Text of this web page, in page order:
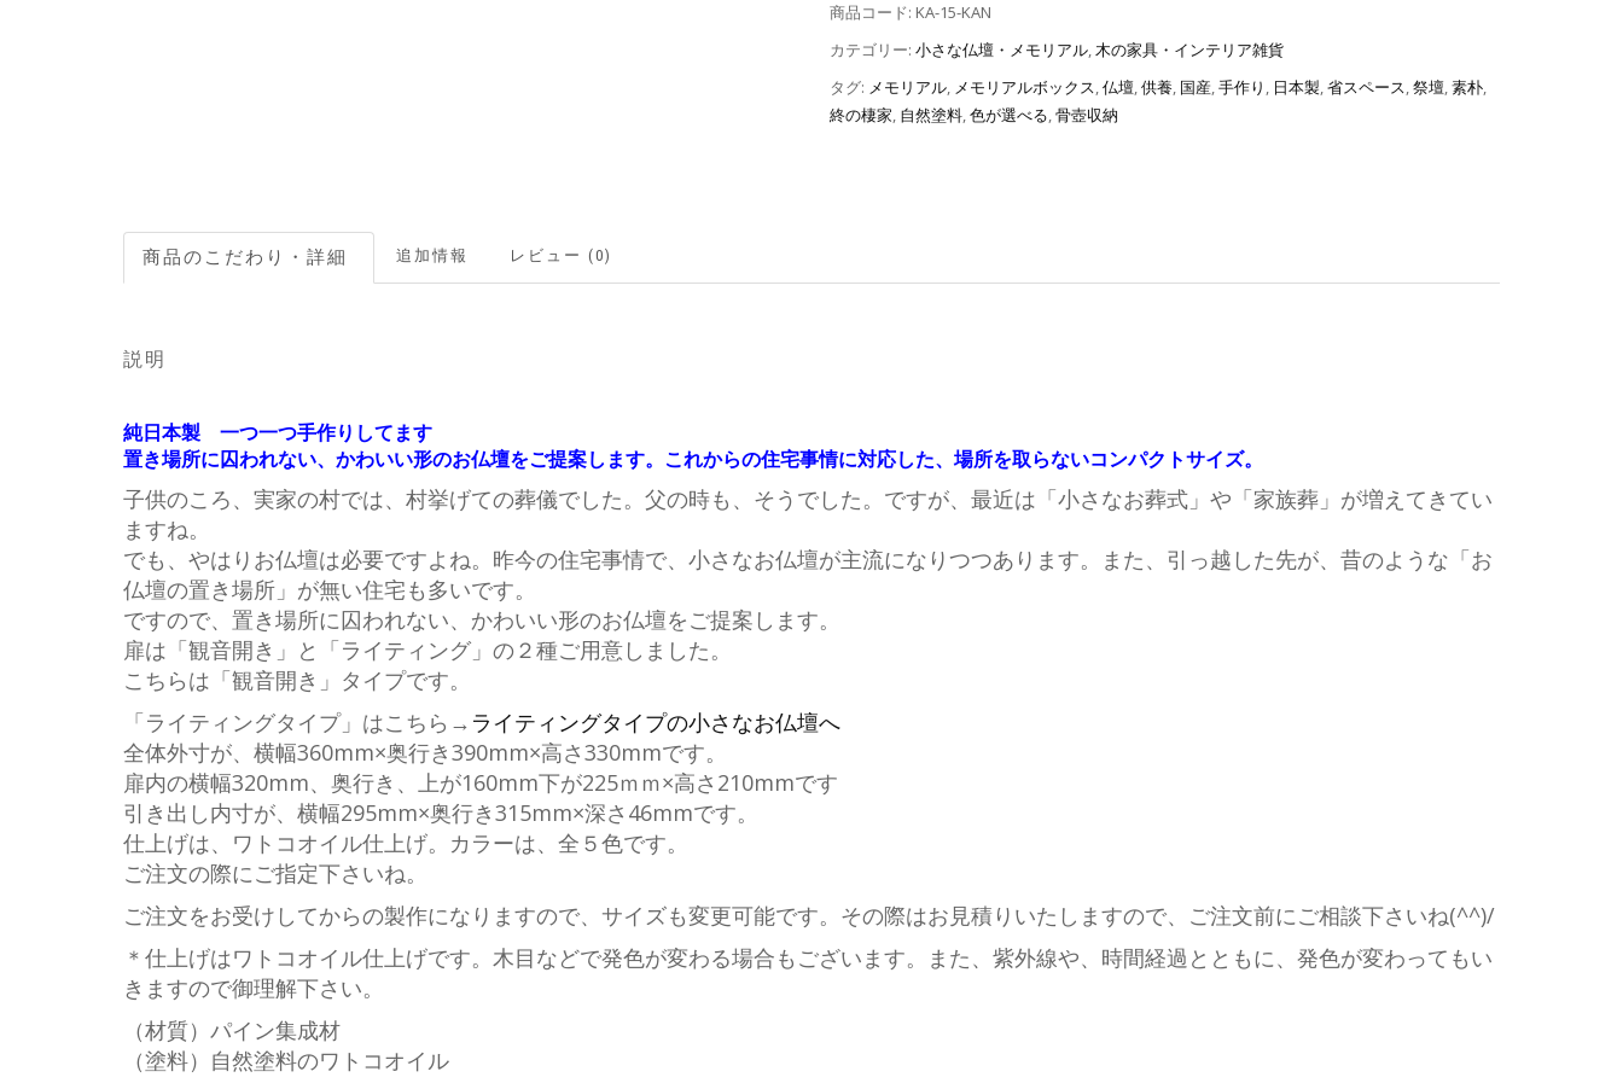
商品コード: KA-15-KAN
カテゴリー: 小さな仏壇・メモリアル,木の家具・インテリア雑貨
タグ: メモリアル, メモリアルボックス,仏壇,供養, 国産,手作り , 日本製,省スペース,祭壇,素朴,
終の棲家, 自然塗料,色が選べる,骨壺収納
追加情報 レビュー (0)
説明
純日本製 一つ一つ手作りしてます
置き場所に囚われない、かわいい形のお仏壇をご提案します。 これからの住宅事情に対応した、場所を取らないコンパクトサイズ。
子供のころ、実家の村では、村挙げての葬儀でした。父の時も、そうでした。ですが、最近は「小さなお葬式」や「家族葬」が増えてきてい
ますね。
でも、やはりお仏壇は必要ですよね。昨今の住宅事情で、小さなお仏壇が主流になりつつあります。また、引っ越した先が、昔のような「お
仏壇の置き場所」が無い住宅も多いです。
ですので、置き場所に囚われない、かわいい形のお仏壇をご提案します。
扉は「観音開き」と「ライティング」の２種ご用意しました。
こちらは「観音開き」タイプです。
「ライティングタイプ」はこちら→ ライティングタイプの小さなお仏壇へ
全体外寸が、横幅360mm×奥行き390mm×高さ330mmです。
扉内の横幅320mm、奥行き、上が160mm下が225ｍｍ×高さ210mmです
引き出し内寸が、横幅295mm×奥行き315mm×深さ46mmです。
仕上げは、ワトコオイル仕上げ。カラーは、全５色です。
ご注文の際にご指定下さいね。
ご注文をお受けしてからの製作になりますので、サイズも変更可能です。その際はお見積りいたしますので、ご注文前にご相談下さいね(^^)/
＊仕上げはワトコオイル仕上げです。木目などで発色が変わる場合もございます。また、紫外線や、時間経過とともに、発色が変わってもい
きますので御理解下さい。
（材質）パイン集成材
（塗料）自然塗料のワトコオイル